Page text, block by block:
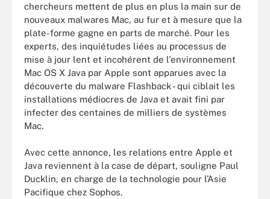
chercheurs mettent de plus en plus la main sur de
nouveaux malwares Mac, au fur et à mesure que la
plate-forme gagne en parts de marché. Pour les
experts, des inquiétudes liées au processus de
mise à jour lent et incohérent de l'environnement
Mac OS X Java par Apple sont apparues avec la
découverte du malware Flashback - qui ciblait les
installations médiocres de Java et avait fini par
infecter des centaines de milliers de systèmes
Mac.
Avec cette annonce, les relations entre Apple et
Java reviennent à la case de départ, souligne Paul
Ducklin, en charge de la technologie pour l’Asie
Pacifique chez Sophos.